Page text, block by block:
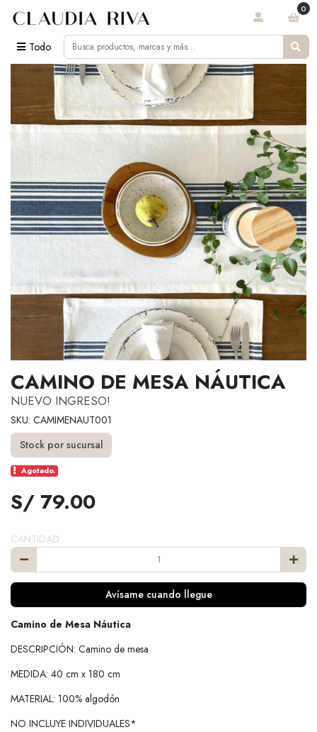
Todo
0
CAMINO DE MESA NÁUTICA
NUEVO INGRESO!
SKU: CAMIMENAUT001
Stock por sucursal
Agotado.
S/ 79.00
CANTIDAD
Avísame cuando llegue
Camino de Mesa Náutica
DESCRIPCIÓN: Camino de mesa
MEDIDA: 40 cm x 180 cm
MATERIAL: 100% algodón
NO INCLUYE INDIVIDUALES*